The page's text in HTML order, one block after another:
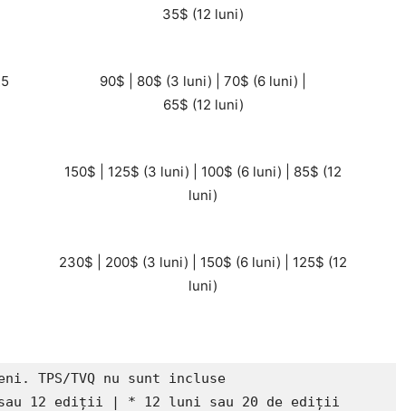
35$ (12 luni)
90$ | 80$ (3 luni) | 70$ (6 luni) |
65$ (12 luni)
150$ | 125$ (3 luni) | 100$ (6 luni) | 85$ (12
luni)
230$ | 200$ (3 luni) | 150$ (6 luni) | 125$ (12
luni)
TPS/TVQ nu sunt incluse
12 ediții | * 12 luni sau 20 de ediții